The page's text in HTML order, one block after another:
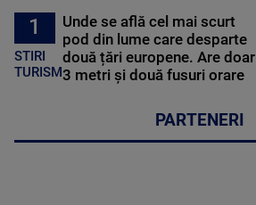
1
STIRI
TURISM
Unde se află cel mai scurt
pod din lume care desparte
două țări europene. Are doar
3 metri și două fusuri orare
PARTENERI